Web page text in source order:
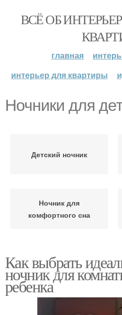
ВСЁ ОБ
главная
интерьер для квартиры
Ночники для
Детский ночник
Ночник для
комфортного сна
Как выбрать
ночник для
ребенка